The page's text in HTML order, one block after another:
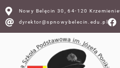
Nowy Belęcin 30, 64-120
dyrektor@spnowybelecin.edu.pl